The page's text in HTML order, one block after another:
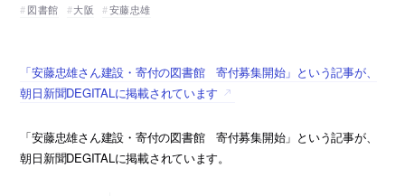
図書館
大阪 安藤忠雄
「安藤忠雄さん建設・寄付の図書館 寄付募集開始」という記事が、
朝日新聞DEGITALに掲載されています
「安藤忠雄さん建設・寄付の図書館 寄付募集開始」という記事が、
朝日新聞DEGITALに掲載されています。